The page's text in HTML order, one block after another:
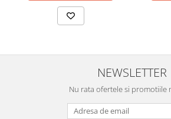
NEWSLETTER
Nu rata ofertele si promotiile